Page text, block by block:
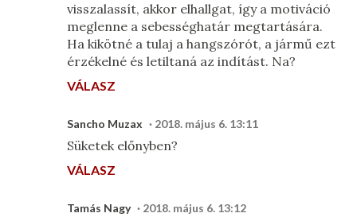
visszalassít, akkor elhallgat, így a motiváció
meglenne a sebességhatár megtartására.
Ha kikötné a tulaj a hangszórót, a jármű ezt
érzékelné és letiltaná az indítást. Na?
VÁLASZ
Sancho Muzax 2018. május 6. 13:11
Süketek előnyben?
VÁLASZ
Tamás Nagy 2018. május 6. 13:12